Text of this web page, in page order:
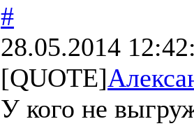
#
28.05.2014
[QUOTE]
У кого не